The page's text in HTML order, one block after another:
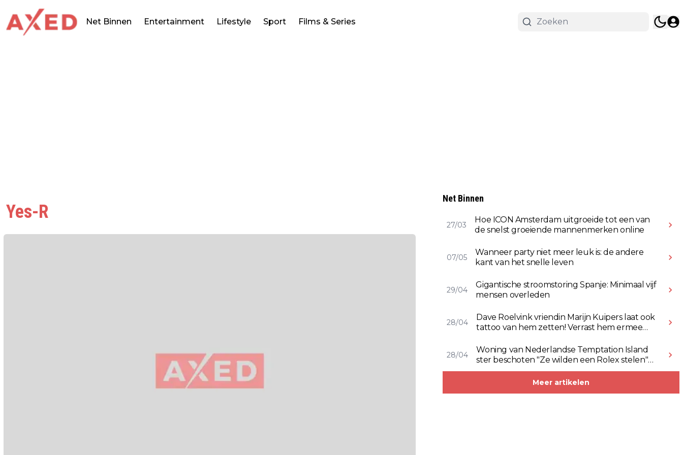
Net Binnen Entertainment Lifestyle Sport Films & Series
Yes-R
Net Binnen
27/03
Hoe ICON Amsterdam uitgroeide tot een van
de snelst groeiende mannenmerken online
07/05
Wanneer party niet meer leuk is: de andere
kant van het snelle leven
29/04
Gigantische stroomstoring Spanje: Minimaal vijf
mensen overleden
28/04
Dave Roelvink vriendin Marijn Kuipers laat ook
tattoo van hem zetten! Verrast hem ermee
28/04
Woning van Nederlandse Temptation Island
ster beschoten "Ze wilden een Rolex stelen"
(Video)
Meer artikelen